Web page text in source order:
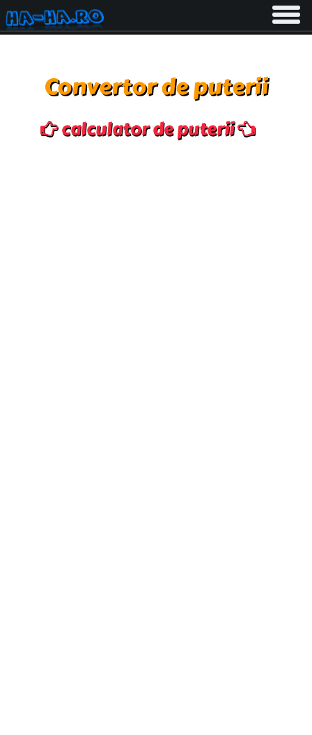
Toggle
Convertor de puterii
calculator de puterii